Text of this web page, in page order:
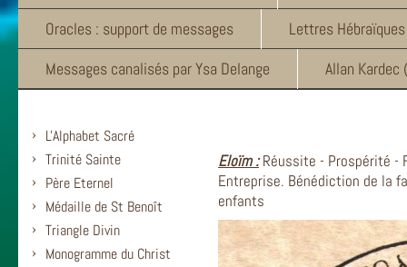
Oracles : support de messages
Lettres
Messages canalisés par Ysa Delange
Allan Kardec
L'Alphabet Sacré
Trinité Sainte
Père Eternel
Médaille de St Benoît
Triangle Divin
Monogramme du Christ
Eloïm :Réussite - Prospérité -
Entreprise. Bénédiction de la
enfants